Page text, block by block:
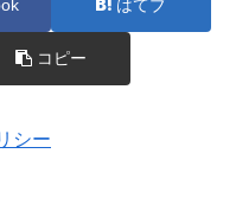
はてブ
コピー
シー